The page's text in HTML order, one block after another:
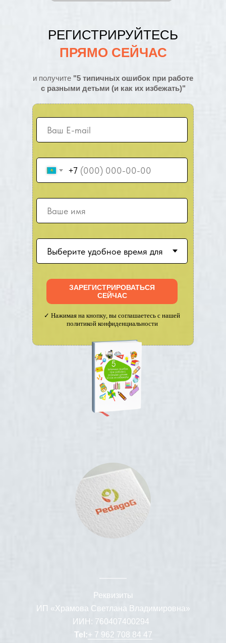
+7
ЗАРЕГИСТРИРОВАТЬСЯ
СЕЙЧАС
✓ Нажимая на кнопку, вы соглашаетесь с нашей
политикой конфиденциальности
РЕГИСТРИРУЙТЕСЬ
ПРЯМО СЕЙЧАС
и получите "5 типичных ошибок при работе
с разными детьми (и как их избежать)"
Реквизиты
ИП «Храмова Светлана Владимировна»
ИИН: 760407400294
Tel:+ 7 962 708 84 47